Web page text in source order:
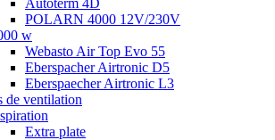
Autoterm 4D
POLARN 4000 12V/230V
w
Webasto Air Top Evo 55
Eberspacher Airtronic D5
Eberspaecher Airtronic L3
de ventilation
Extra plate